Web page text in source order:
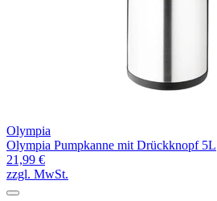
Olympia
Olympia Pumpkanne mit Drückknopf 5L
21,99 €
zzgl. MwSt.